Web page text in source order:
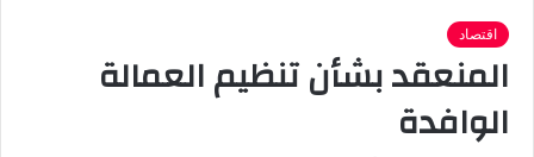
اقتصاد
المنعقد بشأن تنظيم العمالة
الوافدة